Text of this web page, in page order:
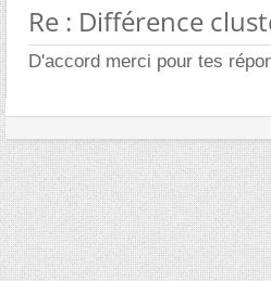
Re : Différence
D'accord merci pour tes